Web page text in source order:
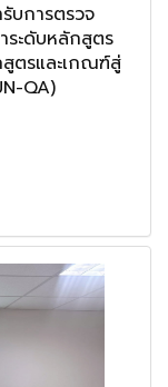
บการตรวจ
ระดับหลักสูตร
ตรและเกณฑ์สู่
QA)